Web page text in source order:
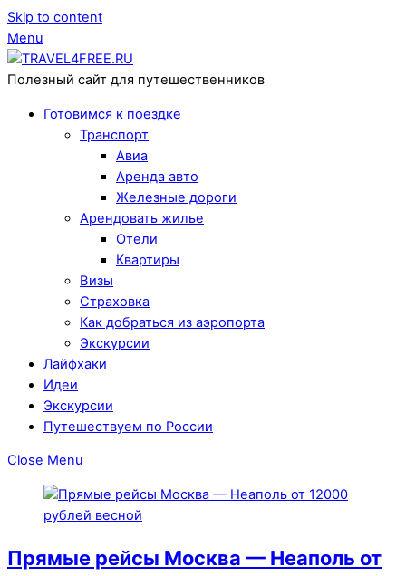
Skip to content
Menu
Полезный сайт для путешественников
Готовимся к поездке
Транспорт
Авиа
Аренда авто
Железные дороги
Арендовать жилье
Отели
Квартиры
Визы
Страховка
Как добраться из аэропорта
Экскурсии
Лайфхаки
Идеи
Экскурсии
Путешествуем по России
Close Menu
Прямые рейсы Москва — Неаполь от